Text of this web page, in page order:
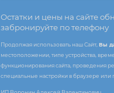
Остатки и цены на сайте
забронируйте по телефону
Продолжая использовать наш Сайт,Вы
местоположении, типе устройства,
функционирования сайта, проведения
специальные настройки в браузере или